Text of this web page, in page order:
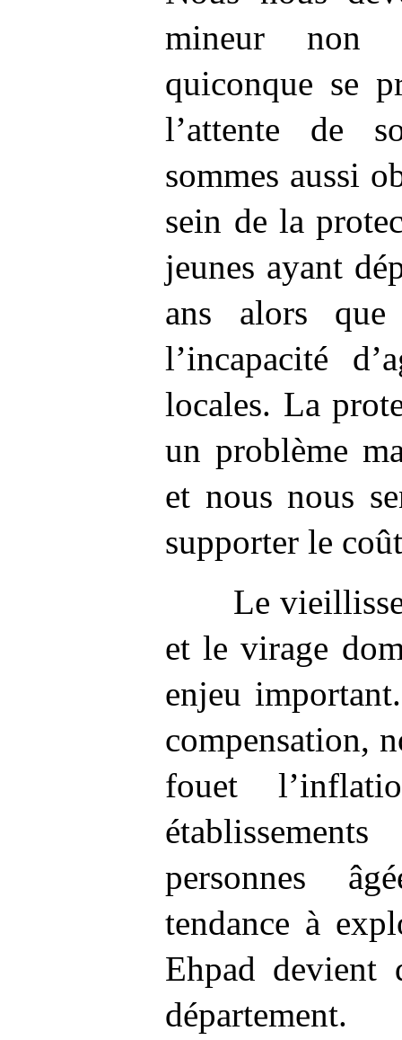
mineur non
quiconque se
l’attente de
sommes aussi
sein de la
jeunes ayant
ans alors que
l’incapacité
locales. La
un problème
et nous nous
supporter le
Le
et le virage
enjeu
compensation,
fouet
personnes
tendance à
Ehpad devient